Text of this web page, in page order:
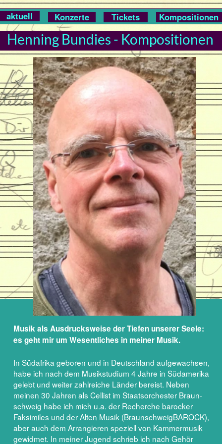
aktuell Konzerte Tickets Kompositionen
Henning Bundies - Kompositionen
Musik als Ausdrucksweise der Tiefen unserer Seele:
es geht mir um Wesentliches in meiner Musik.
In Südafrika geboren und in Deutschland aufgewachsen,
habe ich nach dem Musikstudium 4 Jahre in Südamerika
gelebt und weiter zahlreiche Länder bereist. Neben
meinen 30 Jahren als Cellist im Staatsorchester Braun-
schweig habe ich mich u.a. der Recherche barocker
Faksimiles und der Alten Musik (BraunschweigBAROCK),
aber auch dem Arrangieren speziell von Kammermusik
gewidmet. In meiner Jugend schrieb ich nach Gehör
auch die genauen Arrangements heraus und spielte sie
nach; aus reiner Neugierde erwarb ich mir dabei eine
gewisse Fertigkeit im Kopieren auch komplexerer
das, wie wird der oder jener Effekt erzielt?
Viele meiner Stücke, wie die „Sonate für Violoncello und
Klavier“, die „Fantasie und Fuge G-Dur“ für grosse Orgel,
„Panic in the Fruit Mixer“ für Blockflöten-Ensemble oder
die „Suite Arabesque“ für Streichquartett wurden erfolg-
reich aufgeführt. „OKER - ein orchestraler Umflutgraben“
kam 2025 als Life-Filmmusik mit dem TU-Orchester im
Filmfestival Braunschweig.
Musik ist für mich wie eine eigene Sprache: ich kann Dinge ausdrücken, die nicht in Worte zu fassen sind.
-